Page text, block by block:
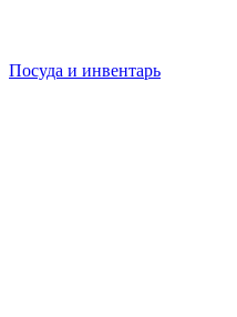
Посуда и инвентарь